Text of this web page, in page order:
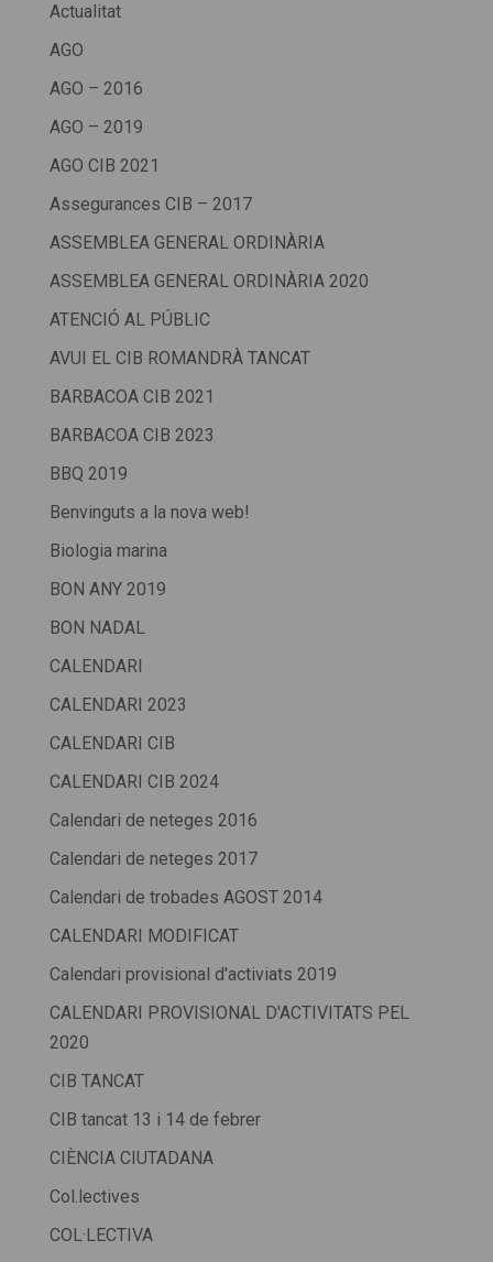
Actualitat
AGO
AGO – 2016
AGO – 2019
AGO CIB 2021
Assegurances CIB – 2017
ASSEMBLEA GENERAL ORDINÀRIA
ASSEMBLEA GENERAL ORDINÀRIA 2020
ATENCIÓ AL PÚBLIC
AVUI EL CIB ROMANDRÀ TANCAT
BARBACOA CIB 2021
BARBACOA CIB 2023
BBQ 2019
Benvinguts a la nova web!
Biologia marina
BON ANY 2019
BON NADAL
CALENDARI
CALENDARI 2023
CALENDARI CIB
CALENDARI CIB 2024
Calendari de neteges 2016
Calendari de neteges 2017
Calendari de trobades AGOST 2014
CALENDARI MODIFICAT
Calendari provisional d'activiats 2019
CALENDARI PROVISIONAL D'ACTIVITATS PEL
2020
CIB TANCAT
CIB tancat 13 i 14 de febrer
CIÈNCIA CIUTADANA
Col.lectives
COL·LECTIVA